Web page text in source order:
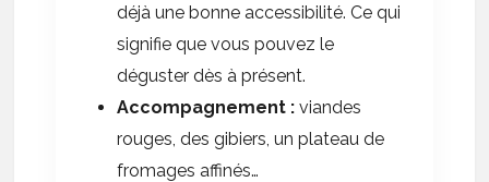
déjà une bonne accessibilité. Ce qui
signifie que vous pouvez le
déguster dès à présent.
Accompagnement : viandes
rouges, des gibiers, un plateau de
fromages affinés…